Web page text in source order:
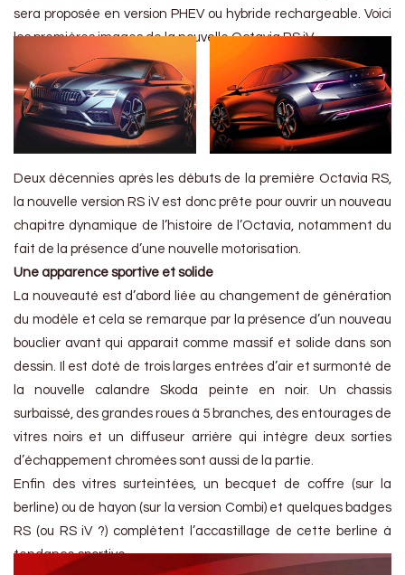
sera proposée en version PHEV ou hybride rechargeable. Voici
les premières images de la nouvelle Octavia RS iV.
Deux décennies après les débuts de la première Octavia RS,
la nouvelle version RS iV est donc prête pour ouvrir un nouveau
chapitre dynamique de l’histoire de l’Octavia, notamment du
fait de la présence d’une nouvelle motorisation.
Une apparence sportive et solide
La nouveauté est d’abord liée au changement de génération
du modèle et cela se remarque par la présence d’un nouveau
bouclier avant qui apparait comme massif et solide dans son
dessin. Il est doté de trois larges entrées d’air et surmonté de
la nouvelle calandre Skoda peinte en noir. Un chassis
surbaissé, des grandes roues à 5 branches, des entourages de
vitres noirs et un diffuseur arrière qui intègre deux sorties
d’échappement chromées sont aussi de la partie.
Enfin des vitres surteintées, un becquet de coffre (sur la
berline) ou de hayon (sur la version Combi) et quelques badges
RS (ou RS iV ?) complètent l’accastillage de cette berline à
tendance sportive.